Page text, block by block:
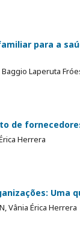
para a
Laperuta
de
Herrera
Uma
Vânia Érica Herrera